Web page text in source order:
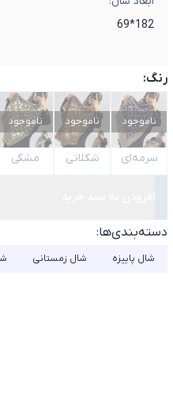
182*69
رنگ:
ناموجود
سرمه‌ای
ناموجود
شکلاتی
ناموجود
مشکی
دسته‌بندی‌ها:
شال پاییزه شال زمستانی